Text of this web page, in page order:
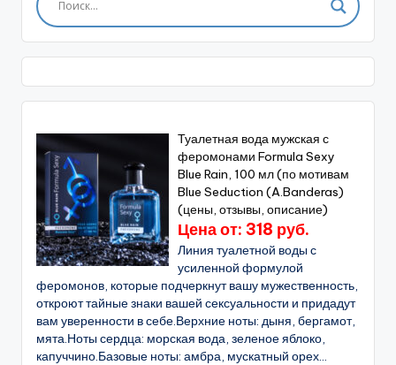
Туалетная вода мужская с
феромонами Formula Sexy
Blue Rain, 100 мл (по мотивам
Blue Seduction (A.Banderas)
(цены, отзывы, описание)
Цена от: 318 руб.
Линия туалетной воды с
усиленной формулой
феромонов, которые подчеркнут вашу мужественность,
откроют тайные знаки вашей сексуальности и придадут
вам уверенности в себе.Верхние ноты: дыня, бергамот,
мята.Ноты сердца: морская вода, зеленое яблоко,
капуччино.Базовые ноты: амбра, мускатный орех...